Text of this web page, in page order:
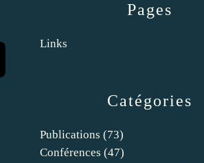
Catégories
Publications (73)
Conférences (47)
Pages
Links